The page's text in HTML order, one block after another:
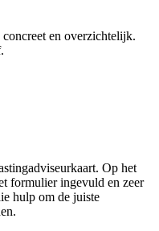
en overzichtelijk.
Op het
formulier ingevuld en zeer
hulp om de juiste